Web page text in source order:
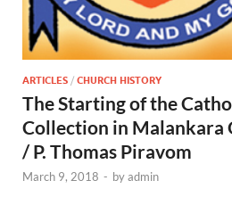
ARTICLES / CHURCH HISTORY
The Starting of the
Collection in Malankara
/ P. Thomas Piravom
March 9, 2018 - byadmin